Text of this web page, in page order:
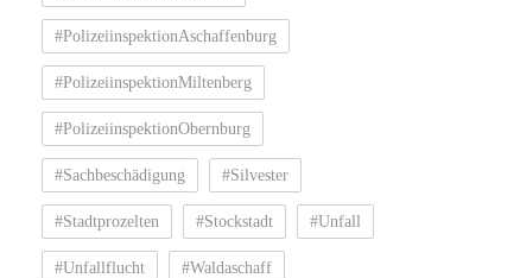
#PolizeiinspektionAschaffenburg
#PolizeiinspektionMiltenberg
#PolizeiinspektionObernburg
#Sachbeschädigung #Silvester
#Stadtprozelten #Stockstadt #Unfall
#Unfallflucht #Waldaschaff